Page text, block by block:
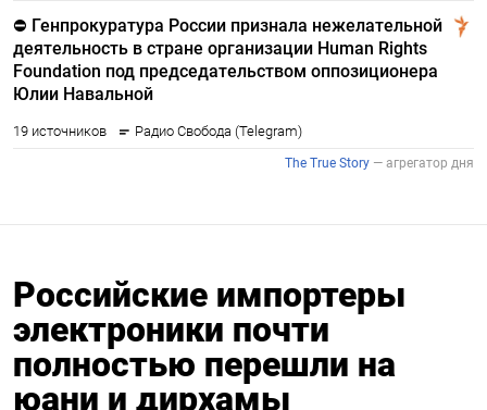
Российские импортеры
электроники почти
полностью перешли на
юани и дирхамы